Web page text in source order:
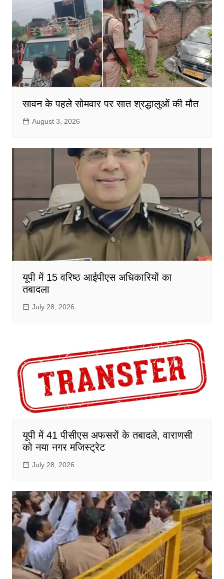
सावन के पहले सोमवार पर सात श्रद्धालुओं की मौत
August 3, 2026
यूपी में 15 वरिष्ठ आईपीएस अधिकारियों का
तबादला
July 28, 2026
यूपी में 41 पीसीएस अफसरों के तबादले, वाराणसी
को नया नगर मजिस्ट्रेट
July 28, 2026